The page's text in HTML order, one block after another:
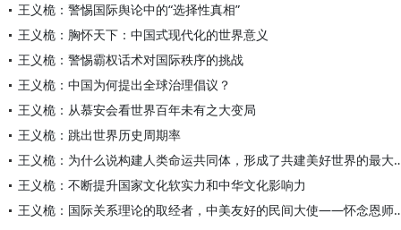
王义桅：警惕国际舆论中的“选择性真相”
王义桅：胸怀天下：中国式现代化的世界意义
王义桅：警惕霸权话术对国际秩序的挑战
王义桅：中国为何提出全球治理倡议？
王义桅：从慕安会看世界百年未有之大变局
王义桅：跳出世界历史周期率
王义桅：为什么说构建人类命
王义桅：不断提升国家文化软实力和中华文化影响力
王义桅：国际关系理论的取经